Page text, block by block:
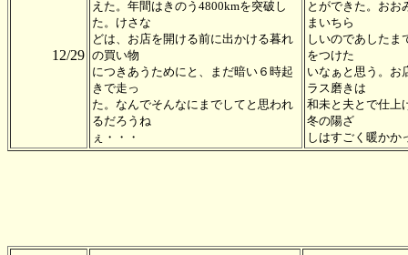
12/29
えた。年間はきのう4800kmを突破し
た。けさな
どは、お店を開ける前に出かける暮れ
の買い物
につきあうためにと、まだ暗い６時起
きで走っ
た。なんでそんなにまでしてと思われ
るだろうね
ぇ・・・
とができた。おお
まいちら
しいのであしたま
をつけた
いなぁと思う。お
ラス磨きは
和未と夫とで仕上
冬の陽ざ
しはすごく暖かか